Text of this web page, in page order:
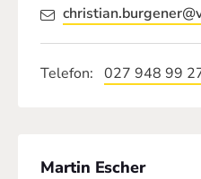
Telefon 027 948 99
Martin Escher